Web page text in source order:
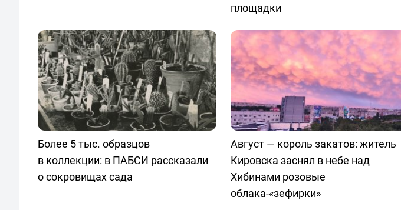
площадки
Более 5 тыс. образцов
в коллекции: в ПАБСИ рассказали
о сокровищах сада
Август — король закатов: житель
Кировска заснял в небе над
Хибинами розовые
облака-«зефирки»